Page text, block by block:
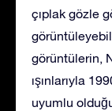
çıplak gözle
görüntülerin,
ışınlarıyla
uyumlu